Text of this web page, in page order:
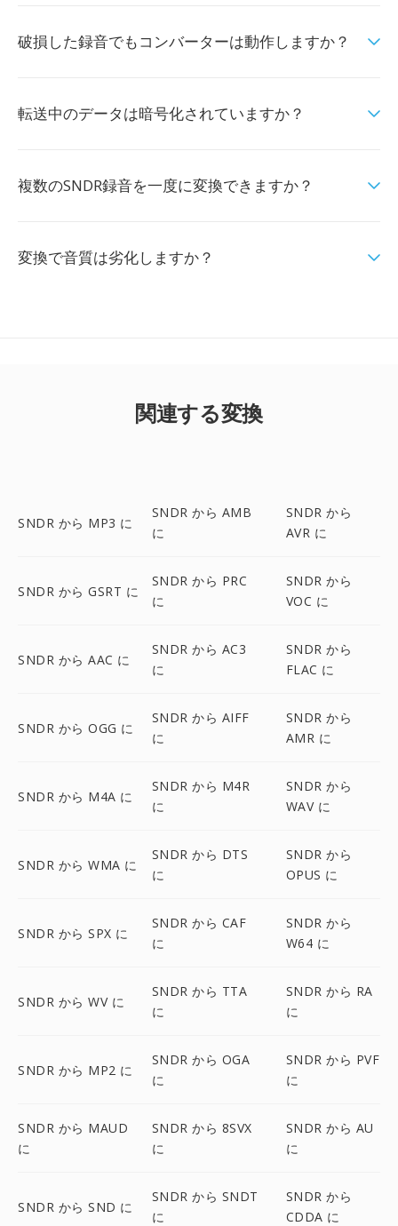
破損した録音でもコンバーターは動作しますか？
転送中のデータは暗号化されていますか？
複数のSNDR録音を一度に変換できますか？
変換で音質は劣化しますか？
関連する変換
SNDR から MP3 に
SNDR から AMB
に
SNDR から
AVR に
SNDR から GSRT に
SNDR から PRC
に
SNDR から
VOC に
SNDR から AAC に
SNDR から AC3
に
SNDR から
FLAC に
SNDR から OGG に
SNDR から AIFF
に
SNDR から
AMR に
SNDR から M4A に
SNDR から M4R
に
SNDR から
WAV に
SNDR から WMA に
SNDR から DTS
に
SNDR から
OPUS に
SNDR から SPX に
SNDR から CAF
に
SNDR から
W64 に
SNDR から WV に
SNDR から TTA
に
SNDR から RA
に
SNDR から MP2 に
SNDR から OGA
に
SNDR から PVF
に
SNDR から MAUD
に
SNDR から 8SVX
に
SNDR から AU
に
SNDR から SND に
SNDR から SNDT
に
SNDR から
CDDA に